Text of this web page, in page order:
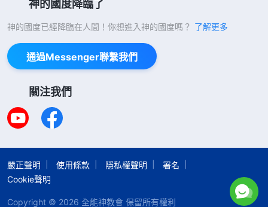
神的國度降臨了
神的國度已經降臨在人間！你想進入神的國度嗎？ 了解更多
通過Messenger聯繫我們
關注我們
嚴正聲明 使用條款 隱私權聲明
署名
Cookie聲明
Copyright © 2026 全能神教會 保留所有權利